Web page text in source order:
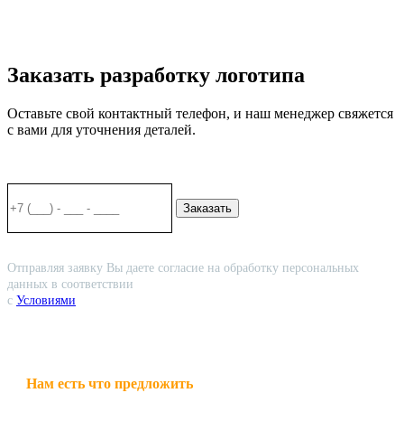
Заказать разработку логотипа
Оставьте свой контактный телефон, и наш менеджер свяжется
с вами для уточнения деталей.
Заказать
Отправляя заявку Вы даете согласие на обработку персональных
данных в соответствии
с Условиями
Нам есть что предложить